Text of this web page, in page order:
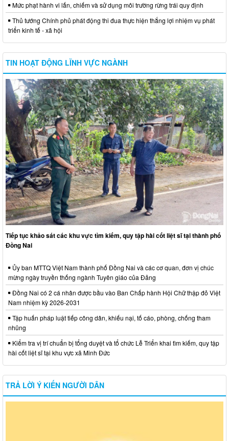
Mức phạt hành vi lấn, chiếm và sử dụng môi trường rừng trái quy định
Thủ tướng Chính phủ phát động thi đua thực hiện thắng lợi nhiệm vụ phát
triển kinh tế - xã hội
TIN HOẠT ĐỘNG LĨNH VỰC NGÀNH
Tiếp tục khảo sát các khu vực tìm kiếm, quy tập hài cốt liệt sĩ tại thành phố
Đồng Nai
Ủy ban MTTQ Việt Nam thành phố Đồng Nai và các cơ quan, đơn vị chúc
mừng ngày truyền thống ngành Tuyên giáo của Đảng
Đồng Nai có 2 cá nhân được bầu vào Ban Chấp hành Hội Chữ thập đỏ Việt
Nam nhiệm kỳ 2026-2031
Tập huấn pháp luật tiếp công dân, khiếu nại, tố cáo, phòng, chống tham
nhũng
Kiểm tra vị trí chuẩn bị tổng duyệt và tổ chức Lễ Triển khai tìm kiếm, quy tập
hài cốt liệt sĩ tại khu vực xã Minh Đức
TRẢ LỜI Ý KIẾN NGƯỜI DÂN